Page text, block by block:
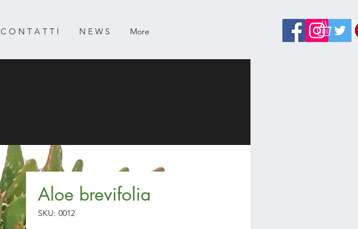
C O N T A T T I N E W S More
Aloe brevifolia
SKU: 0012